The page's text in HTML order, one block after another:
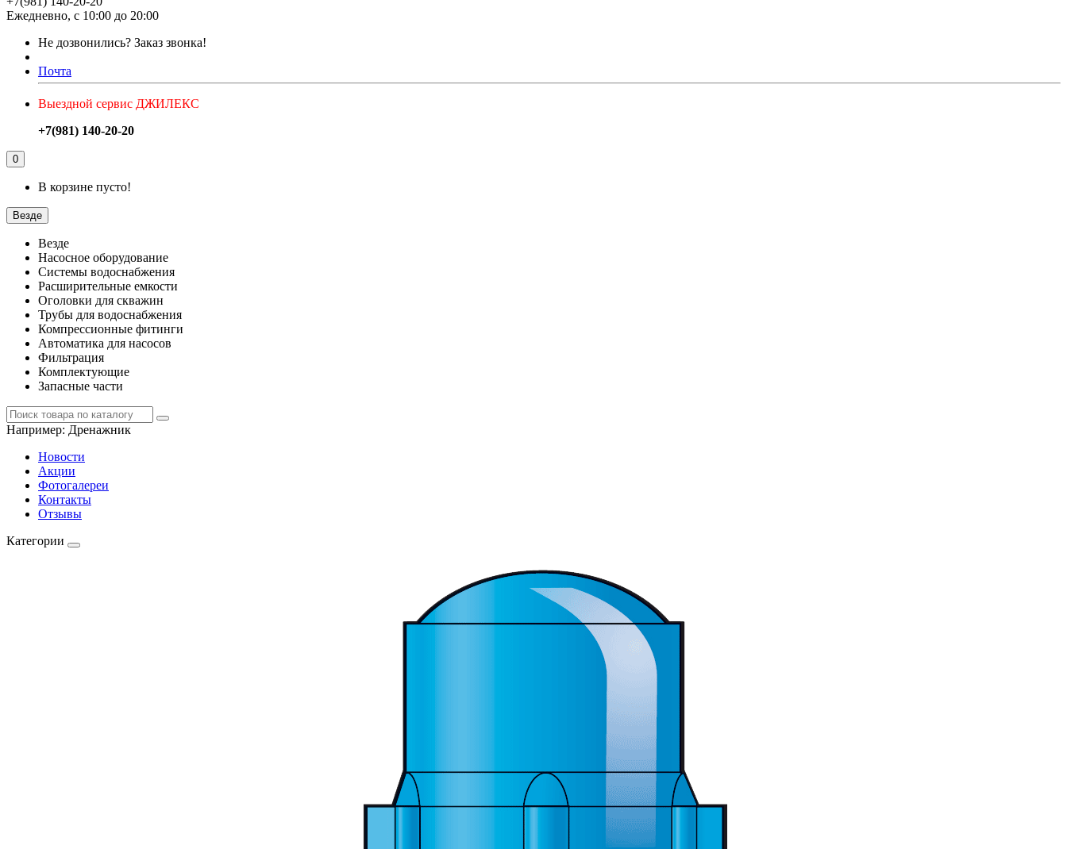
Ежедневно, с 10:00 до 20:00
Не дозвонились? Заказ звонка!
Почта
Выездной сервис ДЖИЛЕКС
+7(981) 140-20-20
0
В корзине пусто!
Везде
Везде
Насосное оборудование
Системы водоснабжения
Расширительные емкости
Оголовки для скважин
Трубы для водоснабжения
Компрессионные фитинги
Автоматика для насосов
Фильтрация
Комплектующие
Запасные части
Например: Дренажник
Новости
Акции
Фотогалереи
Контакты
Отзывы
Категории